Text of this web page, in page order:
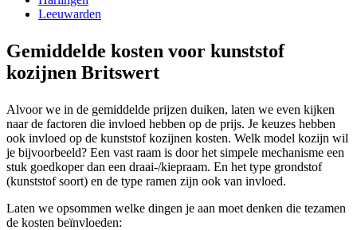
Leeuwarden
Gemiddelde kosten voor kunststof
kozijnen Britswert
Alvoor we in de gemiddelde prijzen duiken, laten we even kijken
naar de factoren die invloed hebben op de prijs. Je keuzes hebben
ook invloed op de kunststof kozijnen kosten. Welk model kozijn wil
je bijvoorbeeld? Een vast raam is door het simpele mechanisme een
stuk goedkoper dan een draai-/kiepraam. En het type grondstof
(kunststof soort) en de type ramen zijn ook van invloed.
Laten we opsommen welke dingen je aan moet denken die tezamen
de kosten beïnvloeden: